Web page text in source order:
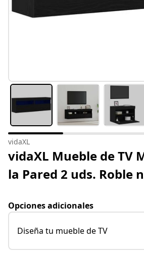
vidaXL
vidaXL Mueble de TV
la Pared 2 uds. Roble
Opciones adicionales
Diseña tu mueble de TV